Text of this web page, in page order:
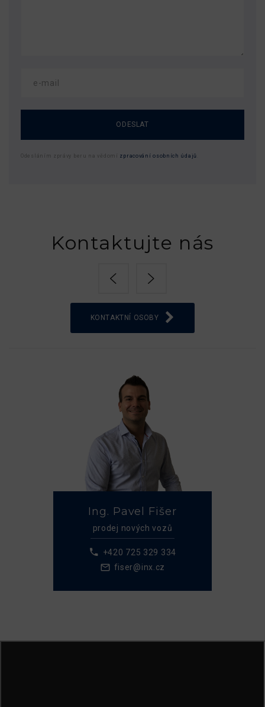
ODESLAT
Odesláním zprávy beru na vědomí zpracování osobních údajů
Kontaktujte nás
KONTAKTNÍ OSOBY
Ing. Pavel Fišer
prodej nových vozů
+420 725 329 334
fiser@inx.cz